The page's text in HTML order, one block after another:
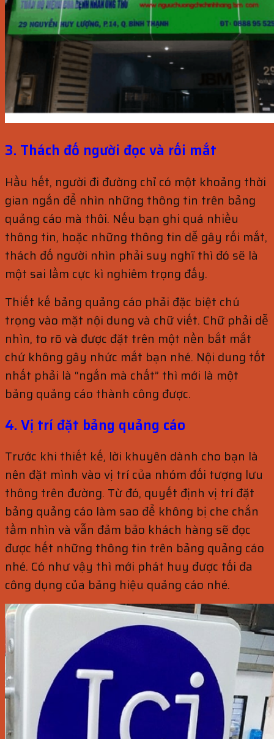
3. Thách đố người đọc và rối mắt
Hầu hết, người đi đường chỉ có một khoảng thời
gian ngắn để nhìn những thông tin trên bảng
quảng cáo mà thôi. Nếu bạn ghi quá nhiều
thông tin, hoặc những thông tin dễ gây rối mắt,
thách đố người nhìn phải suy nghĩ thì đó sẽ là
một sai lầm cực kì nghiêm trọng đấy.
Thiết kế bảng quảng cáo phải đặc biệt chú
trọng vào mặt nội dung và chữ viết. Chữ phải dễ
nhìn, to rõ và được đặt trên một nền bắt mắt
chứ không gây nhức mắt bạn nhé. Nội dung tốt
nhất phải là “ngắn mà chất” thì mới là một
bảng quảng cáo thành công được.
4. Vị trí đặt bảng quảng cáo
Trước khi thiết kế, lời khuyên dành cho bạn là
nên đặt mình vào vị trí của nhóm đối tượng lưu
thông trên đường. Từ đó, quyết định vị trí đặt
bảng quảng cáo làm sao để không bị che chắn
tầm nhìn và vẫn đảm bảo khách hàng sẽ đọc
được hết những thông tin trên bảng quảng cáo
nhé. Có như vậy thì mới phát huy được tối đa
công dụng của bảng hiệu quảng cáo nhé.